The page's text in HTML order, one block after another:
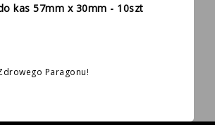
kas 57mm x 30mm - 10szt
Paragonu!